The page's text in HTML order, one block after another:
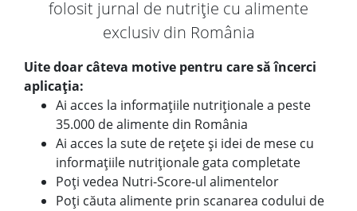
folosit jurnal de nutriție cu alimente
exclusiv din România
Uite doar câteva motive pentru care să încerci
aplicația:
Ai acces la informațiile nutriționale a peste
35.000 de alimente din România
Ai acces la sute de rețete și idei de mese cu
informațiile nutriționale gata completate
Poți vedea Nutri-Score-ul alimentelor
Poți căuta alimente prin scanarea codului de